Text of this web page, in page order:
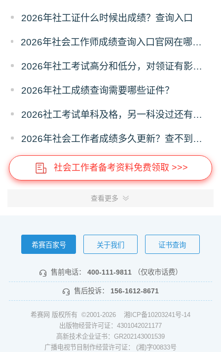
2026年社工证什么时候出成绩？查询入口
2026年社会工作师成绩查询入口官网在哪？怎么查询？
2026年社工考试高分和低分，对领证有影响吗？
2026年社工成绩查询需要哪些证件？
2026社工考试单科及格，另一科没过还有机会吗？
2026年社会工作者成绩多久更新？查不到分怎么办？
社会工作者备考资料免费领取 >>>
查看更多
希赛百家号 关于我们 证书查询
售前电话： 400-111-9811 （仅收市话费）
售后投诉： 156-1612-8671
希赛网 版权所有 ©2001-2026 湘ICP备10203241号-14
出版物经营许可证：4301042021177
高新技术企业证书：GR202143001539
广播电视节目制作经营许可证： (湘)字00833号